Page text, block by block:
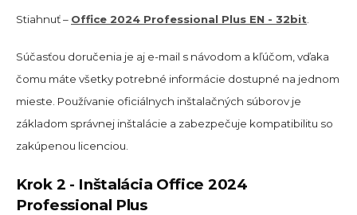
Stiahnuť – Office 2024 Professional Plus EN - 32bit
Súčasťou doručenia je aj e-mail s návodom a kľúčom, vďaka
čomu máte všetky potrebné informácie dostupné na jednom
mieste. Používanie oficiálnych inštalačných súborov je
základom správnej inštalácie a zabezpečuje kompatibilitu so
zakúpenou licenciou.
Krok 2 - Inštalácia Office 2024
Professional Plus